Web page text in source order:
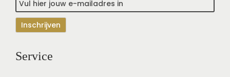
Service